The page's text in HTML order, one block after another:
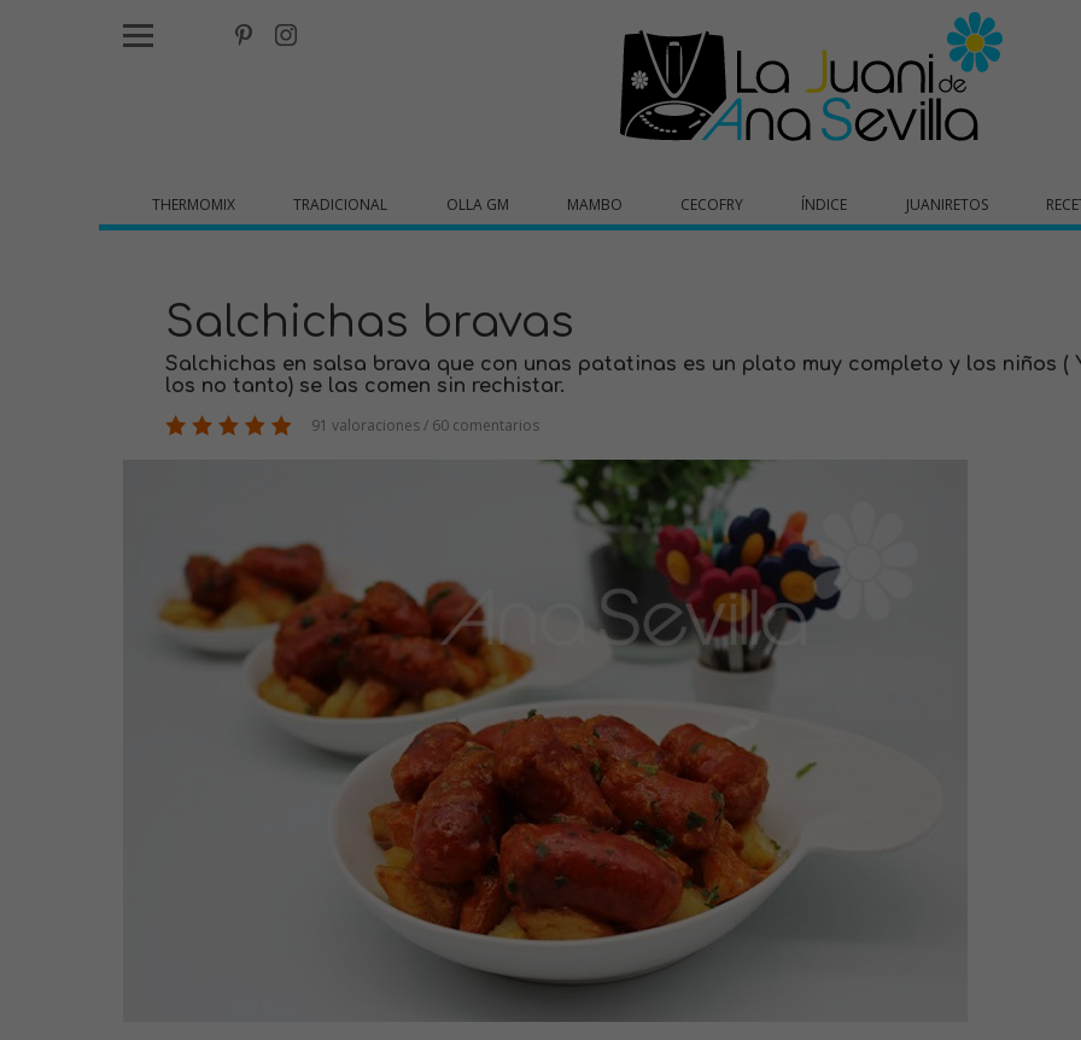
THERMOMIX TRADICIONAL OLLA GM MAMBO CECOFRY ÍNDICE JUANIRETOS
Salchichas bravas
Salchichas en salsa brava que con unas patatinas es un plato muy completo y los niños (
los no tanto) se las comen sin rechistar.
91 valoraciones / 60 comentarios